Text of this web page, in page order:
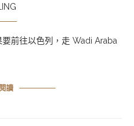
前往以色列，走 Wadi Araba
讀